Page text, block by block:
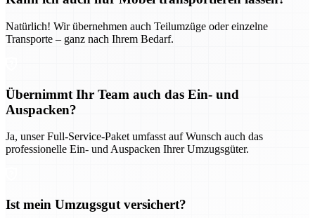
Natürlich! Wir übernehmen auch Teilumzüge oder einzelne
Transporte – ganz nach Ihrem Bedarf.
Übernimmt Ihr Team auch das Ein- und
Auspacken?
Ja, unser Full-Service-Paket umfasst auf Wunsch auch das
professionelle Ein- und Auspacken Ihrer Umzugsgüter.
Ist mein Umzugsgut versichert?